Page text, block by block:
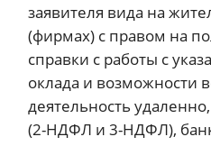
заявителя вида на
(фирмах) с правом на
справки с работы с
оклада и возможности
деятельность
(2-НДФЛ и 3-НДФЛ),